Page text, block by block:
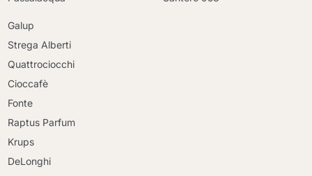
Galup
Strega Alberti
Quattrociocchi
Cioccafè
Fonte
Raptus Parfum
Krups
DeLonghi